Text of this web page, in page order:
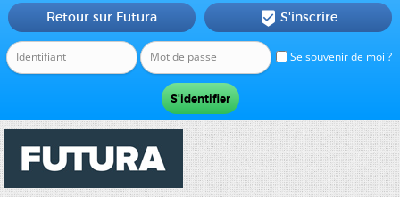
Se souvenir de moi ?
Retour sur Futura  S'inscrire